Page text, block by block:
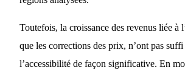
Toutefois, la croissance des revenus liée à
que les corrections des prix, n’ont pas
l’accessibilité de façon significative. En